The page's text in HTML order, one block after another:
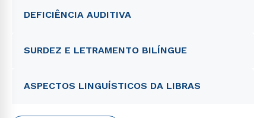
DEFICIÊNCIA AUDITIVA
SURDEZ E LETRAMENTO BILÍNGUE
ASPECTOS LINGUÍSTICOS DA LIBRAS